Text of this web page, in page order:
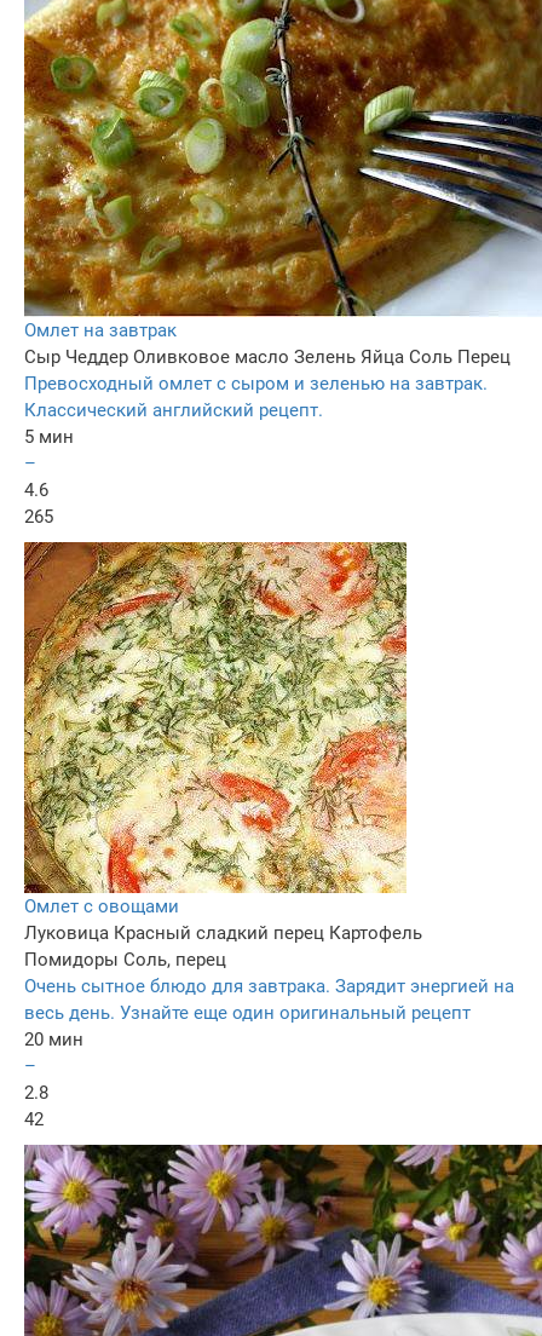
Омлет на завтрак
Сыр Чеддер Оливковое масло Зелень Яйца Соль Перец
Превосходный омлет с сыром и зеленью на завтрак.
Классический английский рецепт.
5 мин
–
4.6
265
Омлет c овощами
Луковица Красный сладкий перец Картофель
Помидоры Соль, перец
Очень сытное блюдо для завтрака. Зарядит энергией на
весь день. Узнайте еще один оригинальный рецепт
20 мин
–
2.8
42